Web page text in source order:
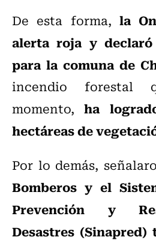
De esta forma, la
alerta roja y
para la comuna de
incendio forestal
momento,ha
hectáreas de
Por lo demás,
Bomberos y el
Prevención y
Desastres